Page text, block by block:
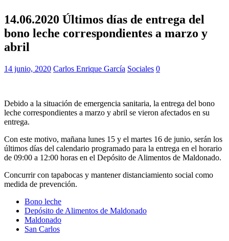
14.06.2020 Últimos días de entrega del
bono leche correspondientes a marzo y
abril
14 junio, 2020 Carlos Enrique García Sociales 0
Debido a la situación de emergencia sanitaria, la entrega del bono
leche correspondientes a marzo y abril se vieron afectados en su
entrega.
Con este motivo, mañana lunes 15 y el martes 16 de junio, serán los
últimos días del calendario programado para la entrega en el horario
de 09:00 a 12:00 horas en el Depósito de Alimentos de Maldonado.
Concurrir con tapabocas y mantener distanciamiento social como
medida de prevención.
Bono leche
Depósito de Alimentos de Maldonado
Maldonado
San Carlos